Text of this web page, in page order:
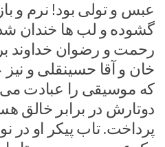
عبس و تولی بود! نرم و
گشوده و لب ها خندان
رحمت و رضوان خداوند
خان و آقا حسینقلی و
که موسیقی را عبادت می
دوتارش در برابر خالق
پرداخت. تاب پیکر او در